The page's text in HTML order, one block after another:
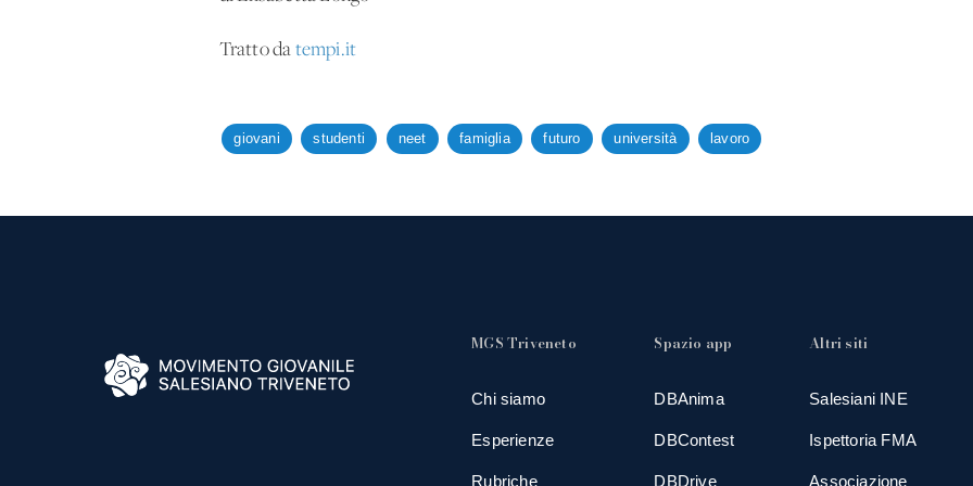
Tratto da tempi.it
giovani studenti neet famiglia futuro università lavoro
MGS Triveneto
Chi siamo
Esperienze
Rubriche
Spazio app
DBAnima
DBContest
DBDrive
Altri siti
Salesiani INE
Ispettoria FMA
Associazione